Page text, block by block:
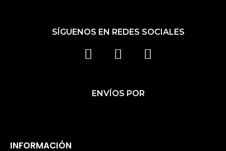
INFORMACIÓN
SÍGUENOS EN REDES SOCIALES
F
C
E
I
S
T
T
ENVÍOS POR